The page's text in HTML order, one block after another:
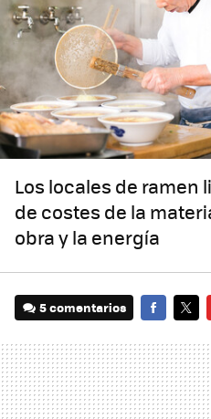
Los locales de ramen
de costes de la
obra y la energía
5 comentarios